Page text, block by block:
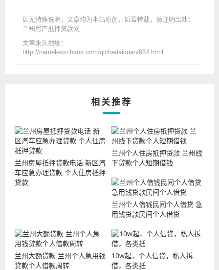
如无特殊说明，文章均为本站原创 ，如若转载，请注明出处：
兰州房产抵押贷款网
文章永久地址：
http://namelesschaos.com/qichedaikuan/954.html
相关推荐
兰州房屋抵押贷款电话 新区汽
车应急办理贷款 个人住房抵押
贷款
兰州个人住房抵押贷款 兰州线
下贷款个人短期借钱
兰州个人借钱民间个人借贷 急
用钱贷款民间个人借贷
兰州大额贷款 兰州个人急用钱
贷款个人借款周转
10w起，个人信贷，私人拆
借，各类抵